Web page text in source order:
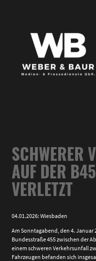
SCHWERER
AUF DER
VERLETZT
04.01.2026: Wiesbaden
Am Sonntagabend, den 4. Januar
Bundesstraße 455 zwischen der
einem schweren Verkehrsunfall
Fahrzeugen befanden sich